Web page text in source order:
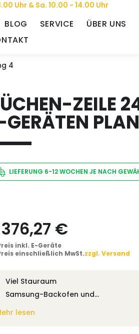
Uhr & Sa. 10.00 - 14.00 Uhr
BLOG SERVICE
ÜBER UNS
4
ZEILE
GERÄTEN
LIEFERUNG 6-12 WOCHEN JE NACH
€
inkl. E-Geräte
einschließlich MwSt.zzgl. Versand
Viel Stauraum
Samsung-Backofen und…
lesen